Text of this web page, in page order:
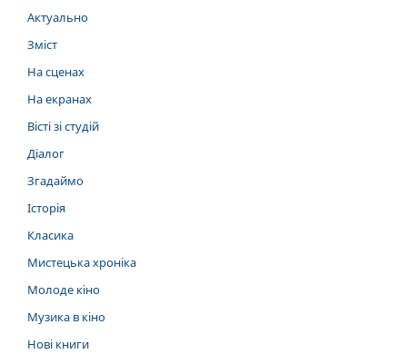
Актуально
Зміст
На сценах
На екранах
Вісті зі студій
Діалог
Згадаймо
Історія
Класика
Мистецька хроніка
Молоде кіно
Музика в кіно
Нові книги